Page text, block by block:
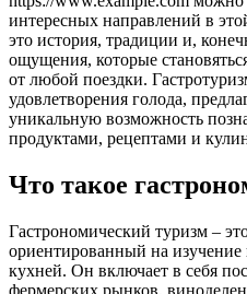
интересных направлений в
это история, традиции и,
ощущения, которые
от любой поездки.
удовлетворения голода,
уникальную возможность
продуктами, рецептами и
Что такое
Гастрономический туризм –
ориентированный на
кухней. Он включает в себя